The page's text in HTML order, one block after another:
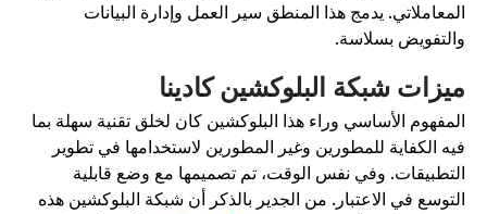
يدمج هذا المنطق سير العمل وإدارة البيانات
بسلاسة.
شبكة البلوكشين كادينا
الأساسي وراء هذا البلوكشين كان لخلق تقنية سهلة بما
الكفاية للمطورين وغير المطورين لاستخدامها في تطوير
وفي نفس الوقت، تم تصميمها مع وضع قابلية
في الاعتبار. من الجدير بالذكر أن شبكة البلوكشين هذه